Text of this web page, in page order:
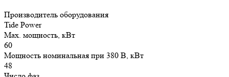
Производитель оборудования
Tide Power
Max. мощность, кВт
60
Мощность номинальная при 380 В, кВт
48